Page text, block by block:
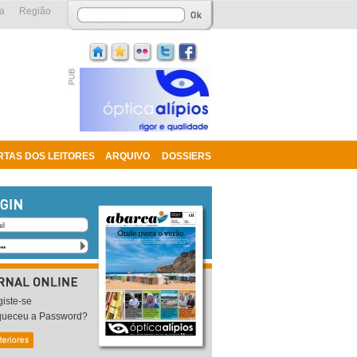
DOS LEITORES ARQUIVO DOSSIERS
Região
se
a Password?